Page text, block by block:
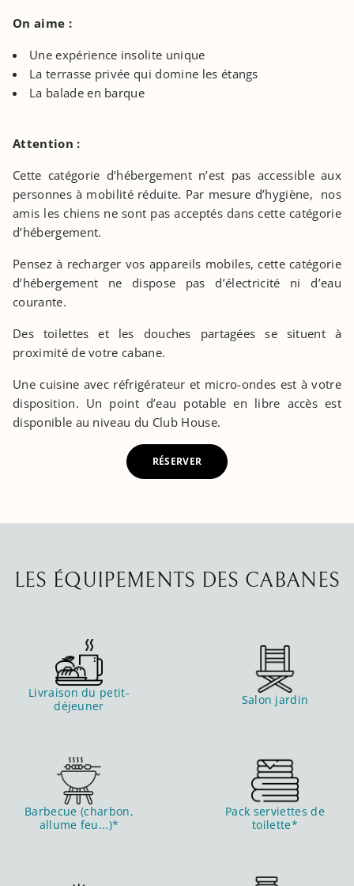
On aime :
Une expérience insolite unique
La terrasse privée qui domine les étangs
La balade en barque
Attention :
Cette catégorie d’hébergement n’est pas accessible aux
personnes à mobilité réduite. Par mesure d’hygiène, nos
amis les chiens ne sont pas acceptés dans cette catégorie
d’hébergement.
Pensez à recharger vos appareils mobiles, cette catégorie
d’hébergement ne dispose pas d’électricité ni d’eau
courante.
Des toilettes et les douches partagées se situent à
proximité de votre cabane.
Une cuisine avec réfrigérateur et micro-ondes est à votre
disposition. Un point d’eau potable en libre accès est
disponible au niveau du Club House.
RÉSERVER
LES ÉQUIPEMENTS DES CABANES
Livraison du petit-
déjeuner
Salon jardin
Barbecue (charbon,
allume feu...)*
Pack serviettes de
toilette*